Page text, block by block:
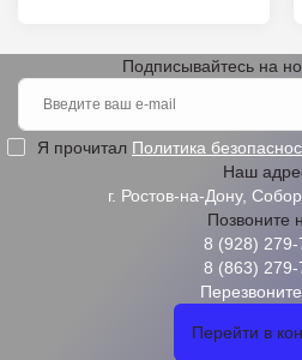
Подписывайтесь на
Я прочитал Политика
Наш
г. Ростов-на-Дону,
Позвоните
8 (928) 279-
8 (863) 279-
Перейти в